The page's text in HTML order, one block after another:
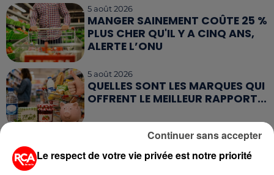
5 août 2026
MANGER SAINEMENT COÛTE 25 %
PLUS CHER QU'IL Y A CINQ ANS,
ALERTE L’ONU
5 août 2026
QUELLES SONT LES MARQUES QUI
OFFRENT LE MEILLEUR RAPPORT...
Le respect de votre vie privée est notre priorité
Continuer sans accepter